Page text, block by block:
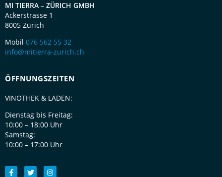
MI TIERRA – ZÜRICH GMBH
Ackerstrasse 1
8005 Zürich
Mobil 076 562 55 32
info@mitierra-zurich.ch
ÖFFNUNGSZEITEN
VINOTHEK & LADEN:
Dienstag bis Freitag:
10:00 – 18:00 Uhr
Samstag:
10:00 – 17:00 Uhr